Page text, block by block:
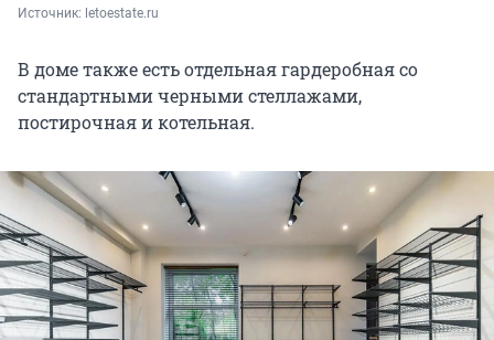
Источник: letoestate.ru
В доме также есть отдельная гардеробная со
стандартными черными стеллажами,
постирочная и котельная.